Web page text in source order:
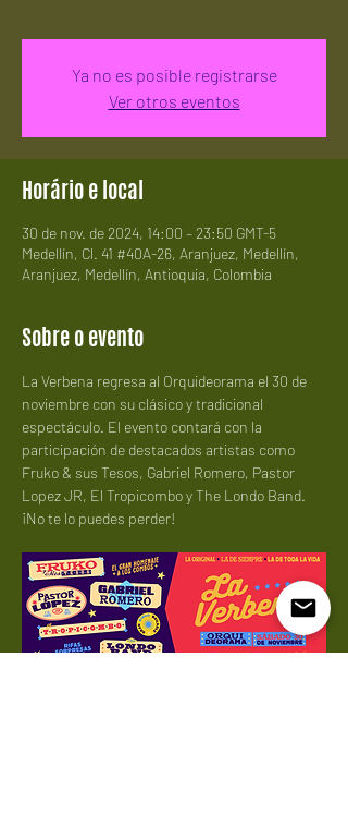
Ya no es posible registrarse
Ver otros eventos
Horário e local
30 de nov. de 2024, 14:00 – 23:50 GMT-5
Medellín, Cl. 41 #40A-26, Aranjuez, Medellín,
Aranjuez, Medellín, Antioquia, Colombia
Sobre o evento
La Verbena regresa al Orquideorama el 30 de
noviembre con su clásico y tradicional
espectáculo. El evento contará con la
participación de destacados artistas como
Fruko & sus Tesos, Gabriel Romero, Pastor
Lopez JR, El Tropicombo y The Londo Band.
¡No te lo puedes perder!